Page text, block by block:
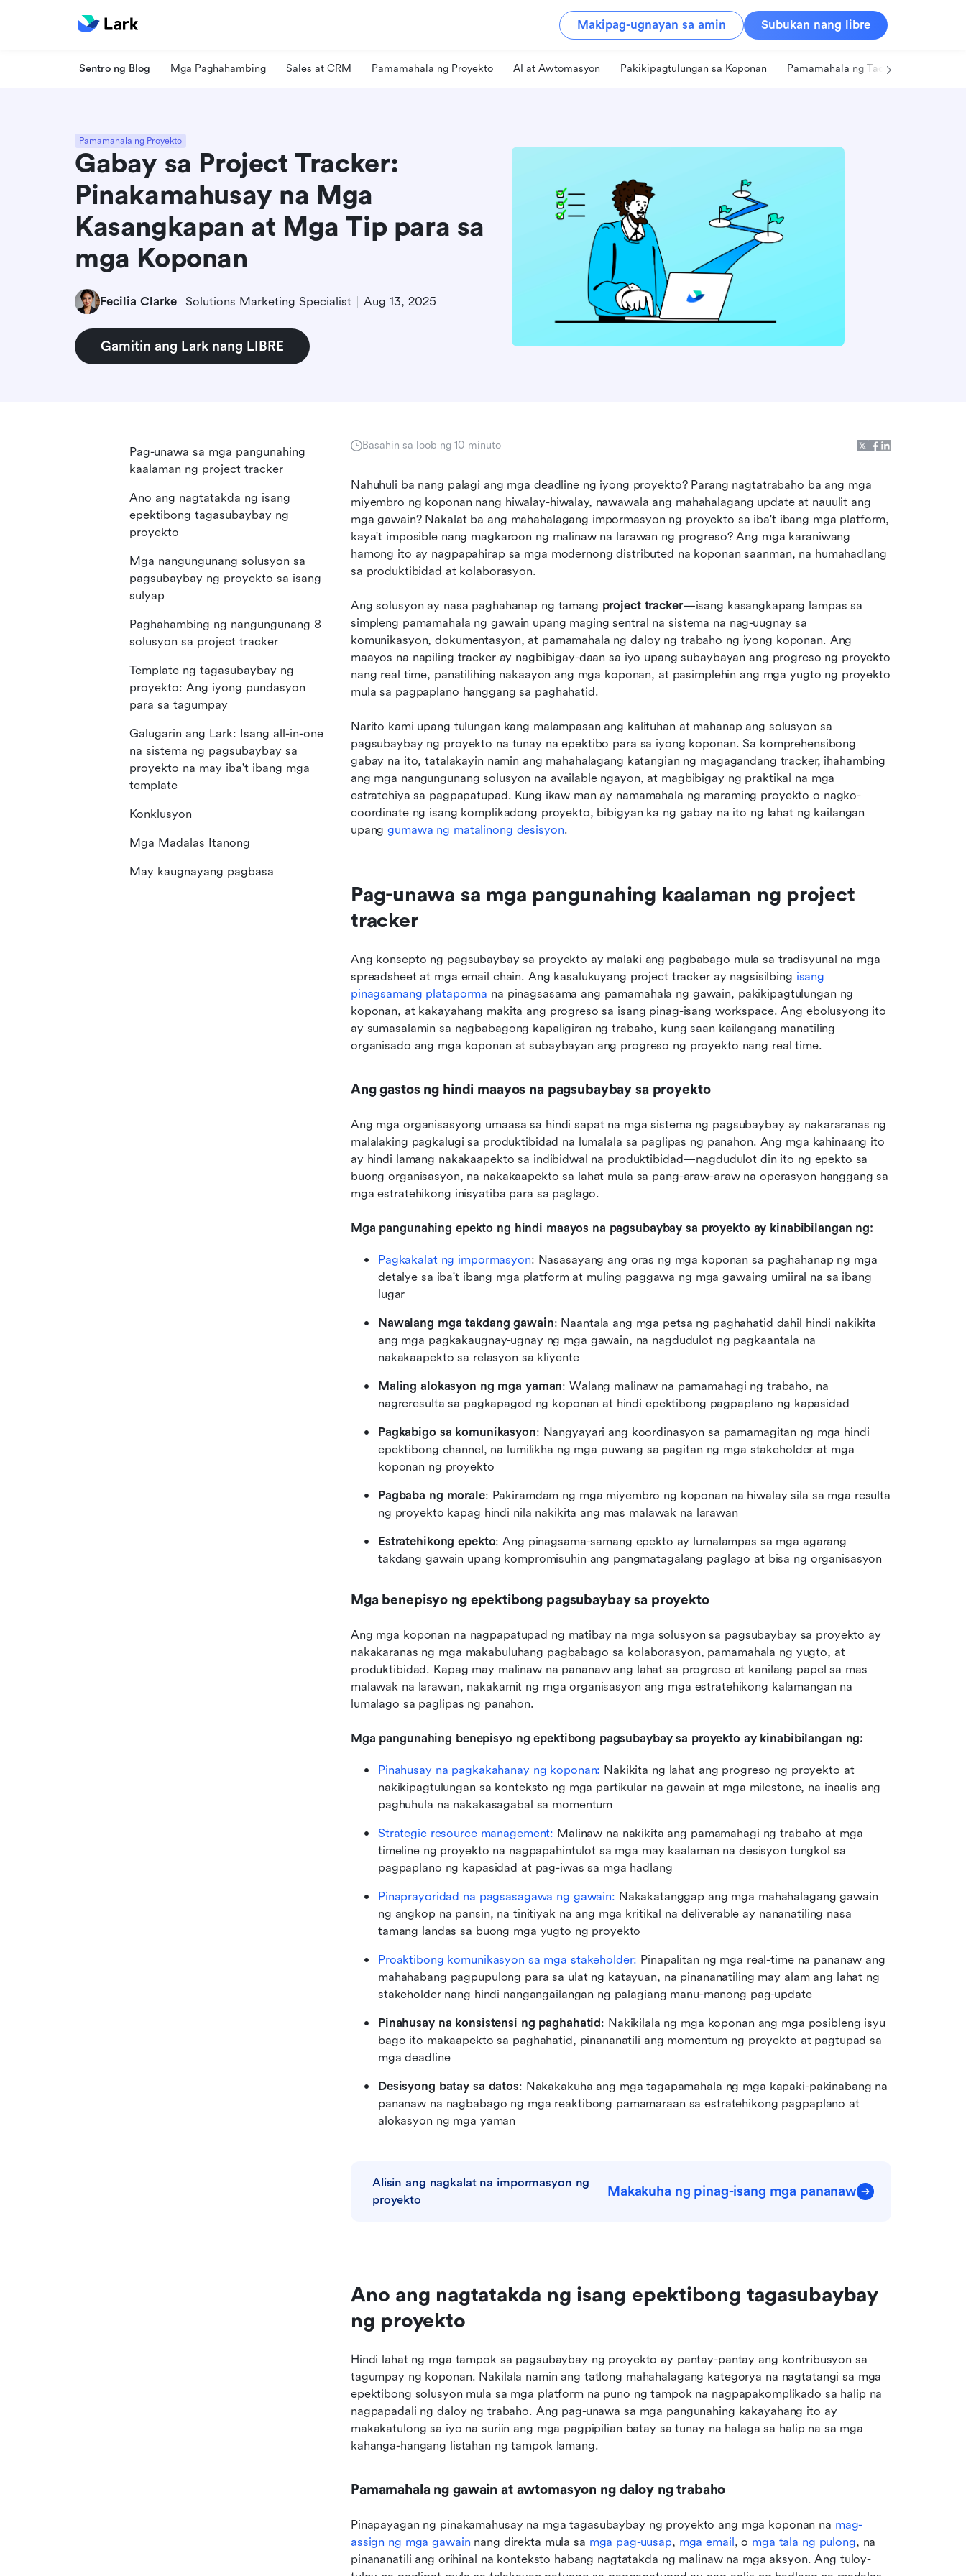
Makipag-ugnayan sa amin Subukan nang libre
Sentro ng Blog Mga Paghahambing Sales at CRM Pamamahala ng Proyekto AI at Awtomasyon Pakikipagtulungan sa Koponan Pamamahala ng Tao
Pamamahala ng Proyekto
Gabay sa Project Tracker:
Pinakamahusay na Mga
Kasangkapan at Mga Tip para sa
mga Koponan
Fecilia Clarke Solutions Marketing Specialist Aug 13, 2025
Gamitin ang Lark nang LIBRE
Basahin sa loob ng 10 minuto
Nahuhuli ba nang palagi ang mga deadline ng iyong proyekto? Parang nagtatrabaho ba ang mga
miyembro ng koponan nang hiwalay-hiwalay, nawawala ang mahahalagang update at nauulit ang
mga gawain? Nakalat ba ang mahahalagang impormasyon ng proyekto sa iba't ibang mga platform,
kaya't imposible nang magkaroon ng malinaw na larawan ng progreso? Ang mga karaniwang
hamong ito ay nagpapahirap sa mga modernong distributed na koponan saanman, na humahadlang
sa produktibidad at kolaborasyon.
Ang solusyon ay nasa paghahanap ng tamang project tracker—isang kasangkapang lampas sa
simpleng pamamahala ng gawain upang maging sentral na sistema na nag-uugnay sa
komunikasyon, dokumentasyon, at pamamahala ng daloy ng trabaho ng iyong koponan. Ang
maayos na napiling tracker ay nagbibigay-daan sa iyo upang subaybayan ang progreso ng proyekto
nang real time, panatilihing nakaayon ang mga koponan, at pasimplehin ang mga yugto ng proyekto
mula sa pagpaplano hanggang sa paghahatid.
Narito kami upang tulungan kang malampasan ang kalituhan at mahanap ang solusyon sa
pagsubaybay ng proyekto na tunay na epektibo para sa iyong koponan. Sa komprehensibong
gabay na ito, tatalakayin namin ang mahahalagang katangian ng magagandang tracker, ihahambing
ang mga nangungunang solusyon na available ngayon, at magbibigay ng praktikal na mga
estratehiya sa pagpapatupad. Kung ikaw man ay namamahala ng maraming proyekto o nagko-
coordinate ng isang komplikadong proyekto, bibigyan ka ng gabay na ito ng lahat ng kailangan
upang gumawa ng matalinong desisyon.
Pag-unawa sa mga pangunahing kaalaman ng project
tracker
Ang konsepto ng pagsubaybay sa proyekto ay malaki ang pagbabago mula sa tradisyunal na mga
spreadsheet at mga email chain. Ang kasalukuyang project tracker ay nagsisilbing isang
pinagsamang plataporma na pinagsasama ang pamamahala ng gawain, pakikipagtulungan ng
koponan, at kakayahang makita ang progreso sa isang pinag-isang workspace. Ang ebolusyong ito
ay sumasalamin sa nagbabagong kapaligiran ng trabaho, kung saan kailangang manatiling
organisado ang mga koponan at subaybayan ang progreso ng proyekto nang real time.
Ang gastos ng hindi maayos na pagsubaybay sa proyekto
Ang mga organisasyong umaasa sa hindi sapat na mga sistema ng pagsubaybay ay nakararanas ng
malalaking pagkalugi sa produktibidad na lumalala sa paglipas ng panahon. Ang mga kahinaang ito
ay hindi lamang nakakaapekto sa indibidwal na produktibidad—nagdudulot din ito ng epekto sa
buong organisasyon, na nakakaapekto sa lahat mula sa pang-araw-araw na operasyon hanggang sa
mga estratehikong inisyatiba para sa paglago.
Mga pangunahing epekto ng hindi maayos na pagsubaybay sa proyekto ay kinabibilangan ng:
Pagkakalat ng impormasyon: Nasasayang ang oras ng mga koponan sa paghahanap ng mga
detalye sa iba't ibang mga platform at muling paggawa ng mga gawaing umiiral na sa ibang
lugar
Nawalang mga takdang gawain: Naantala ang mga petsa ng paghahatid dahil hindi nakikita
ang mga pagkakaugnay-ugnay ng mga gawain, na nagdudulot ng pagkaantala na
nakakaapekto sa relasyon sa kliyente
Maling alokasyon ng mga yaman: Walang malinaw na pamamahagi ng trabaho, na
nagreresulta sa pagkapagod ng koponan at hindi epektibong pagpaplano ng kapasidad
Pagkabigo sa komunikasyon: Nangyayari ang koordinasyon sa pamamagitan ng mga hindi
epektibong channel, na lumilikha ng mga puwang sa pagitan ng mga stakeholder at mga
koponan ng proyekto
Pagbaba ng morale: Pakiramdam ng mga miyembro ng koponan na hiwalay sila sa mga resulta
ng proyekto kapag hindi nila nakikita ang mas malawak na larawan
Estratehikong epekto: Ang pinagsama-samang epekto ay lumalampas sa mga agarang
takdang gawain upang kompromisuhin ang pangmatagalang paglago at bisa ng organisasyon
Mga benepisyo ng epektibong pagsubaybay sa proyekto
Ang mga koponan na nagpapatupad ng matibay na mga solusyon sa pagsubaybay sa proyekto ay
nakakaranas ng mga makabuluhang pagbabago sa kolaborasyon, pamamahala ng yugto, at
produktibidad. Kapag may malinaw na pananaw ang lahat sa progreso at kanilang papel sa mas
malawak na larawan, nakakamit ng mga organisasyon ang mga estratehikong kalamangan na
lumalago sa paglipas ng panahon.
Mga pangunahing benepisyo ng epektibong pagsubaybay sa proyekto ay kinabibilangan ng:
Pinahusay na pagkakahanay ng koponan: Nakikita ng lahat ang progreso ng proyekto at
nakikipagtulungan sa konteksto ng mga partikular na gawain at mga milestone, na inaalis ang
paghuhula na nakakasagabal sa momentum
Strategic resource management: Malinaw na nakikita ang pamamahagi ng trabaho at mga
timeline ng proyekto na nagpapahintulot sa mga may kaalaman na desisyon tungkol sa
pagpaplano ng kapasidad at pag-iwas sa mga hadlang
Pinaprayoridad na pagsasagawa ng gawain: Nakakatanggap ang mga mahahalagang gawain
ng angkop na pansin, na tinitiyak na ang mga kritikal na deliverable ay nananatiling nasa
tamang landas sa buong mga yugto ng proyekto
Proaktibong komunikasyon sa mga stakeholder: Pinapalitan ng mga real-time na pananaw ang
mahahabang pagpupulong para sa ulat ng katayuan, na pinananatiling may alam ang lahat ng
stakeholder nang hindi nangangailangan ng palagiang manu-manong pag-update
Pinahusay na konsistensi ng paghahatid: Nakikilala ng mga koponan ang mga posibleng isyu
bago ito makaapekto sa paghahatid, pinananatili ang momentum ng proyekto at pagtupad sa
mga deadline
Desisyong batay sa datos: Nakakakuha ang mga tagapamahala ng mga kapaki-pakinabang na
pananaw na nagbabago ng mga reaktibong pamamaraan sa estratehikong pagpaplano at
alokasyon ng mga yaman
Alisin ang nagkalat na impormasyon ng
proyekto
Makakuha ng pinag-isang mga pananaw
Ano ang nagtatakda ng isang epektibong tagasubaybay
ng proyekto
Hindi lahat ng mga tampok sa pagsubaybay ng proyekto ay pantay-pantay ang kontribusyon sa
tagumpay ng koponan. Nakilala namin ang tatlong mahahalagang kategorya na nagtatangi sa mga
epektibong solusyon mula sa mga platform na puno ng tampok na nagpapakomplikado sa halip na
nagpapadali ng daloy ng trabaho. Ang pag-unawa sa mga pangunahing kakayahang ito ay
makakatulong sa iyo na suriin ang mga pagpipilian batay sa tunay na halaga sa halip na sa mga
kahanga-hangang listahan ng tampok lamang.
Pamamahala ng gawain at awtomasyon ng daloy ng trabaho
Pinapayagan ng pinakamahusay na mga tagasubaybay ng proyekto ang mga koponan na mag-
assign ng mga gawain nang direkta mula sa mga pag-uusap, mga email, o mga tala ng pulong, na
pinananatili ang orihinal na konteksto habang nagtatakda ng malinaw na mga aksyon. Ang tuloy-
Pag-unawa sa mga pangunahing
kaalaman ng project tracker
Ano ang nagtatakda ng isang
epektibong tagasubaybay ng
proyekto
Mga nangungunang solusyon sa
pagsubaybay ng proyekto sa isang
sulyap
Paghahambing ng nangungunang 8
solusyon sa project tracker
Template ng tagasubaybay ng
proyekto: Ang iyong pundasyon
para sa tagumpay
Galugarin ang Lark: Isang all-in-one
na sistema ng pagsubaybay sa
proyekto na may iba't ibang mga
template
Konklusyon
Mga Madalas Itanong
May kaugnayang pagbasa